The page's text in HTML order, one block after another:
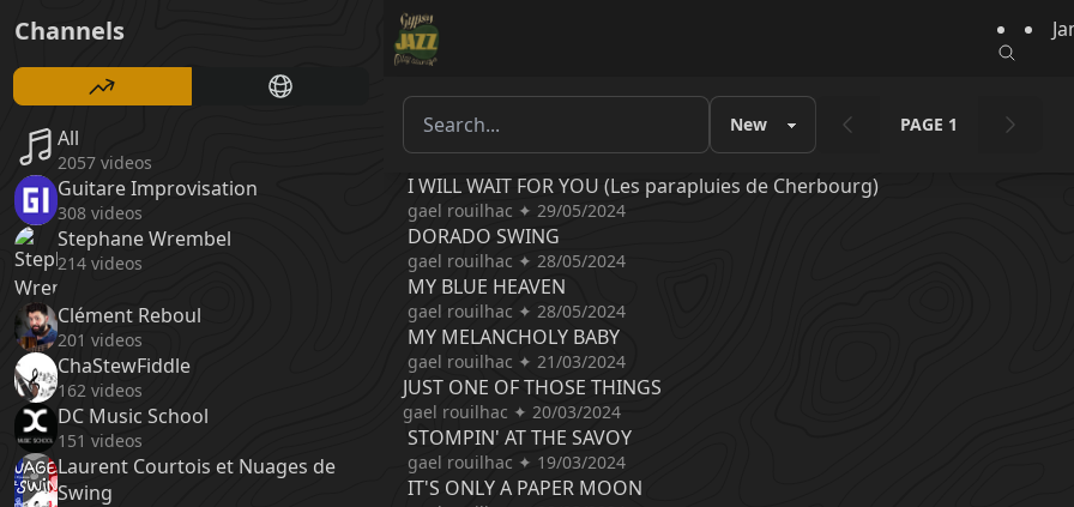
PAGE 1
I WILL WAIT FOR YOU (Les parapluies de Cherbourg)
gael rouilhac ✦ 29/05/2024
DORADO SWING
gael rouilhac ✦ 28/05/2024
MY BLUE HEAVEN
gael rouilhac ✦ 28/05/2024
MY MELANCHOLY BABY
gael rouilhac ✦ 21/03/2024
JUST ONE OF THOSE THINGS
gael rouilhac ✦ 20/03/2024
STOMPIN' AT THE SAVOY
gael rouilhac ✦ 19/03/2024
IT'S ONLY A PAPER MOON
Channels
All
2057 videos
Guitare Improvisation
308 videos
Stephane Wrembel
214 videos
Clément Reboul
201 videos
ChaStewFiddle
162 videos
DC Music School
151 videos
Laurent Courtois et Nuages de
Swing